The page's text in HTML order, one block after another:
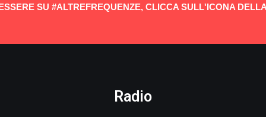
SU #ALTREFREQUENZE, CLICCA SULL'ICONA
Radio